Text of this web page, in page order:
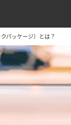
パッケージ）とは？